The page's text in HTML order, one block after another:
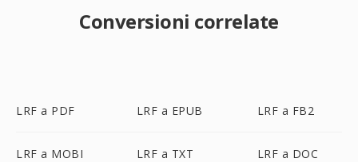
Conversioni correlate
LRF a PDF LRF a EPUB LRF a FB2
LRF a MOBI LRF a TXT LRF a DOC